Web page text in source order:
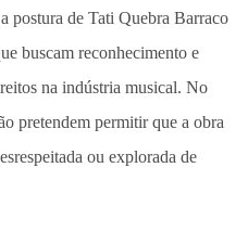
postura de Tati Quebra Barraco
buscam reconhecimento e
na indústria musical. No
pretendem permitir que a obra
ou explorada de